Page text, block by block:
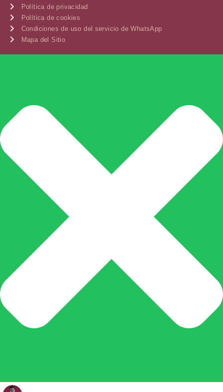
Política de privacidad
Política de cookies
Condiciones de uso del servicio de WhatsApp
Mapa del Sitio